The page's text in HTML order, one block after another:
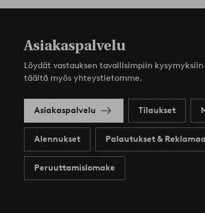
Asiakaspalvelu
Löydät vastauksen tavallisimpiin
täältä myös yhteystietomme.
Asiakaspalvelu Tilaukset
Alennukset Palautukset &
Peruuttamislomake